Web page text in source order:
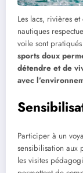
Les lacs, rivières
nautiques
voile sont
sports doux
détendre et de
avec
Participer à un
sensibilisation aux
les visites